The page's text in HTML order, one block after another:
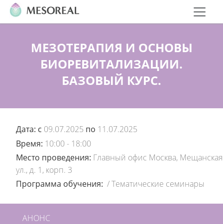
МЕЗОТЕРАПИЯ И ОСНОВЫ
БИОРЕВИТАЛИЗАЦИИ.
БАЗОВЫЙ КУРС.
Дата: c 09.07.2025 по 11.07.2025
Время: 10:00 - 18:00
Место проведения: Главный офис Москва, Мещанская
ул., д. 1, корп. 3
Программа обучения: /Тематические семинары
АНОНС